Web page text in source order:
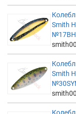
Smith
Smith